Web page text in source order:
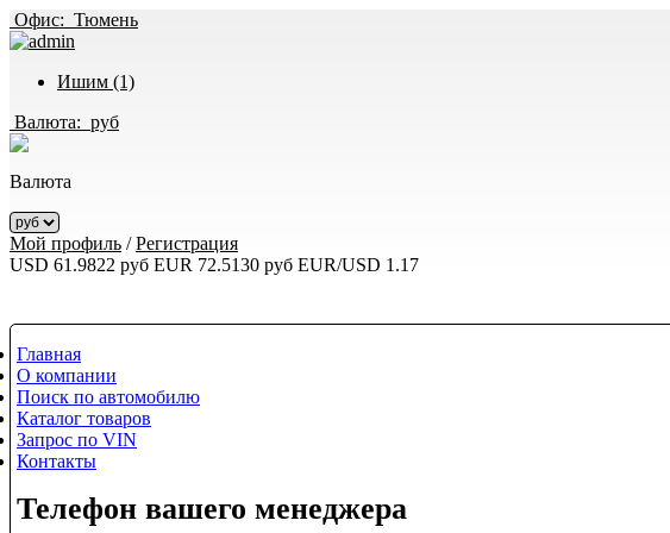
Офис: Тюмень
Ишим (1)
Валюта: руб
Валюта
Мой профиль /Регистрация
USD 61.9822 руб EUR 72.5130 руб EUR/USD 1.17
Главная
О компании
Поиск по автомобилю
Каталог товаров
Запрос по VIN
Контакты
Телефон вашего менеджера